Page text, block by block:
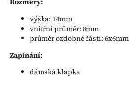
Rozměry:
výška: 14mm
vnitřní průměr: 8mm
průměr ozdobné části: 6x6mm
Zapínání:
dámská klapka